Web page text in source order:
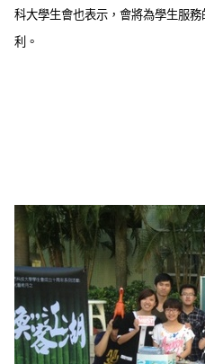
科大學生會也表示，會將為學生服
利。